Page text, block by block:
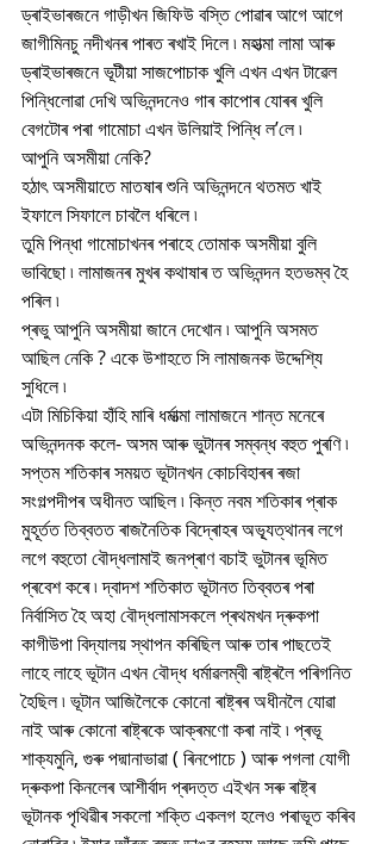
ড্ৰাইভাৰজনে গাড়ীখন জিফিউ বস্তি পোৱাৰ আগে আগে
জাগীমিনচু নদীখনৰ পাৰত ৰখাই দিলে ৷ মহাত্মা লামা আৰু
ড্ৰাইভাৰজনে ভূটীয়া সাজপোচাক খুলি এখন এখন টাৱেল
পিন্ধিলোৱা দেখি অভিনন্দনেও গাৰ কাপোৰ যোৰৰ খুলি
বেগটোৰ পৰা গামোচা এখন উলিয়াই পিন্ধি ল’লে ৷
আপুনি অসমীয়া নেকি?
হঠাৎ অসমীয়াতে মাতষাৰ শুনি অভিনন্দনে থতমত খাই
ইফালে সিফালে চাবলৈ ধৰিলে ৷
তুমি পিন্ধা গামোচাখনৰ পৰাহে তোমাক অসমীয়া বুলি
ভাবিছো ৷ লামাজনৰ মুখৰ কথাষাৰ ত অভিনন্দন হতভম্ব হৈ
পৰিল ৷
প্ৰভু আপুনি অসমীয়া জানে দেখোন ৷ আপুনি অসমত
আছিল নেকি ? একে উশাহতে সি লামাজনক উদ্দেশ্যি
সুধিলে ৷
এটা মিচিকিয়া হাঁহি মাৰি ধৰ্মাত্মা লামাজনে শান্ত মনেৰে
অভিনন্দনক কলে- অসম আৰু ভুটানৰ সম্বন্ধ বহুত পুৰণি ৷
সপ্তম শতিকাৰ সময়ত ভূটানখন কোচবিহাৰৰ ৰজা
সংগল্পদীপৰ অধীনত আছিল ৷ কিন্ত নবম শতিকাৰ প্ৰাক
মুহূৰ্তত তিব্বতত ৰাজনৈতিক বিদ্ৰোহৰ অভ্যূত্থানৰ লগে
লগে বহুতো বৌদ্ধলামাই জনপ্ৰাণ বচাই ভুটানৰ ভূমিত
প্ৰবেশ কৰে ৷ দ্বাদশ শতিকাত ভূটানত তিব্বতৰ পৰা
নিৰ্বাসিত হৈ অহা বৌদ্ধলামাসকলে প্ৰথমখন দ্ৰুকপা
কাগীউপা বিদ্যালয় স্থাপন কৰিছিল আৰু তাৰ পাছতেই
লাহে লাহে ভূটান এখন বৌদ্ধ ধৰ্মাৱলম্বী ৰাষ্ট্ৰলৈ পৰিগনিত
হৈছিল ৷ ভূটান আজিলৈকে কোনো ৰাষ্ট্ৰৰ অধীনলৈ যোৱা
নাই আৰু কোনো ৰাষ্ট্ৰকে আক্ৰমণো কৰা নাই ৷ প্ৰভূ
শাক্যমুনি, গুৰু পদ্মানাভাৱা ( ৰিনপোচে ) আৰু পগলা যোগী
দ্ৰুকপা কিনলেৰ আশীৰ্বাদ প্ৰদত্ত এইখন সৰু ৰাষ্ট্ৰ
ভূটানক পৃথিৱীৰ সকলো শক্তি একলগ হলেও পৰাভূত কৰিব